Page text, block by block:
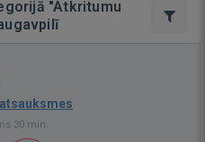
"Atkritumu
30 min.